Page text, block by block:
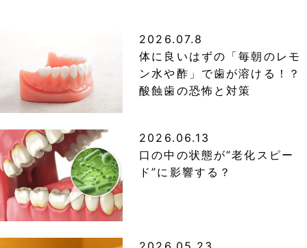
2026.07.8
体に良いはずの「毎朝のレモ
ン水や酢」で歯が溶ける！？
酸蝕歯の恐怖と対策
2026.06.13
口の中の状態が”老化スピー
ド”に影響する？